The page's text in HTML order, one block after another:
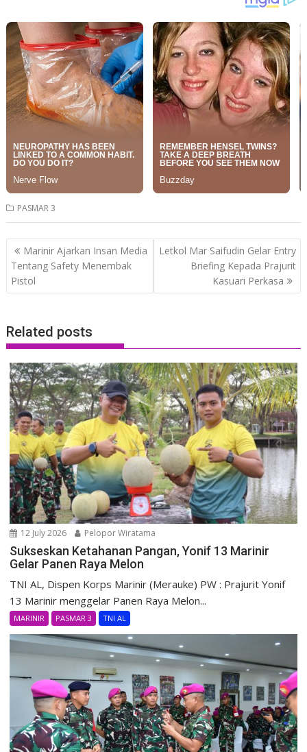
PASMAR 3
Post
navigation
Marinir Ajarkan Insan Media
Tentang Safety Menembak
Pistol
Letkol Mar Saifudin Gelar Entry
Briefing Kepada Prajurit
Kasuari Perkasa
Related posts
12 July 2026 Pelopor Wiratama
Sukseskan Ketahanan Pangan, Yonif 13 Marinir
Gelar Panen Raya Melon
TNI AL, Dispen Korps Marinir (Merauke) PW : Prajurit Yonif
13 Marinir menggelar Panen Raya Melon...
MARINIR PASMAR 3 TNI AL